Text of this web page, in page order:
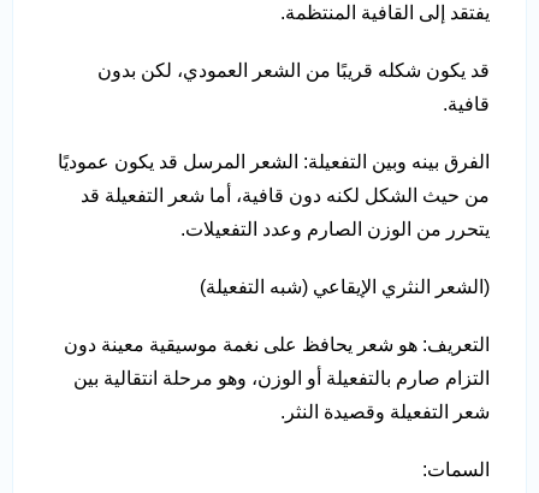
يفتقد إلى القافية المنتظمة.
قد يكون شكله قريبًا من الشعر العمودي، لكن بدون
قافية.
الفرق بينه وبين التفعيلة: الشعر المرسل قد يكون عموديًا
من حيث الشكل لكنه دون قافية، أما شعر التفعيلة قد
يتحرر من الوزن الصارم وعدد التفعيلات.
(الشعر النثري الإيقاعي (شبه التفعيلة)
التعريف: هو شعر يحافظ على نغمة موسيقية معينة دون
التزام صارم بالتفعيلة أو الوزن، وهو مرحلة انتقالية بين
شعر التفعيلة وقصيدة النثر.
السمات: